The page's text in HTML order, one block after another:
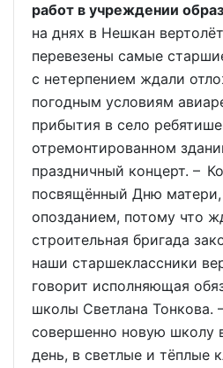
работ в учреждении
на днях в Нешкан
перевезены самые
с нетерпением ждали
погодным условиям
прибытия в село
отремонтированном
праздничный концерт. –
посвящённый Дню
опозданием, потому что
строительная бригада
наши старшеклассники
говорит исполняющая
школы Светлана Тонкова.
совершенно новую
день, в светлые и тёплые